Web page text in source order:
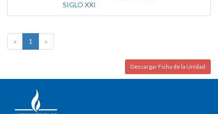
SIGLO XXI
« 1 »
Descargar Ficha de la Unidad